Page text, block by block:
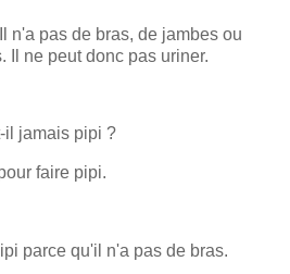
n'a pas de bras, de jambes ou
Il ne peut donc pas uriner.
il jamais pipi ?
faire pipi.
parce qu'il n'a pas de bras.